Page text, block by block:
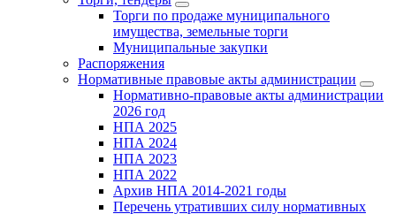
Торги по продаже муниципального
имущества, земельные торги
Муниципальные закупки
Распоряжения
Нормативные правовые акты администрации
Нормативно-правовые акты администрации
2026 год
НПА 2025
НПА 2024
НПА 2023
НПА 2022
Архив НПА 2014-2021 годы
Перечень утративших силу нормативных